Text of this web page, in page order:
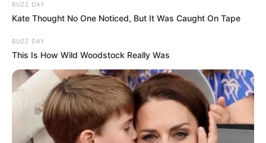
BUZZ DAY
Kate Thought No One Noticed, But It Was Caught On Tape
BUZZ DAY
This Is How Wild Woodstock Really Was